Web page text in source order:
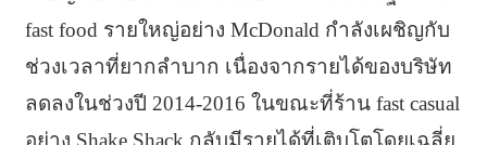
fast food รายใหญ่อย่าง McDonald กำลังเผชิญกับ
ช่วงเวลาที่ยากลำบาก เนื่องจากรายได้ของบริษัท
ลดลงในช่วงปี 2014-2016 ในขณะที่ร้าน fast casual